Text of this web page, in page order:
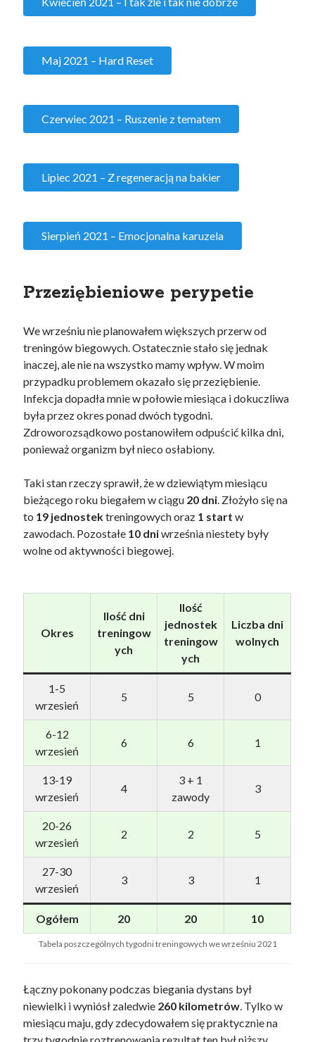
Maj 2021 – Hard Reset
Czerwiec 2021 – Ruszenie z tematem
Lipiec 2021 – Z regeneracją na bakier
Sierpień 2021 – Emocjonalna karuzela
Przeziębieniowe perypetie
We wrześniu nie planowałem większych przerw od
treningów biegowych. Ostatecznie stało się jednak
inaczej, ale nie na wszystko mamy wpływ. W moim
przypadku problemem okazało się przeziębienie.
Infekcja dopadła mnie w połowie miesiąca i dokuczliwa
była przez okres ponad dwóch tygodni.
Zdroworozsądkowo postanowiłem odpuścić kilka dni,
ponieważ organizm był nieco osłabiony.
Taki stan rzeczy sprawił, że w dziewiątym miesiącu
bieżącego roku biegałem w ciągu 20 dni. Złożyło się na
to 19 jednostektreningowych oraz 1 start w
zawodach. Pozostałe 10 dniwrześnia niestety były
wolne od aktywności biegowej.
Okres
Ilość dni
treningow
ych
Ilość
jednostek
treningow
ych
Liczba dni
wolnych
1-5
wrzesień
5 5 0
6-12
wrzesień
6 6 1
13-19
wrzesień
4
3 + 1
zawody
3
20-26
wrzesień
2 2 5
27-30
wrzesień
3 3 1
Ogółem 20 20 10
Tabela poszczególnych tygodni treningowych we wrześniu 2021
Łączny pokonany podczas biegania dystans był
niewielki i wyniósł zaledwie 260 kilometrów. Tylko w
miesiącu maju, gdy zdecydowałem się praktycznie na